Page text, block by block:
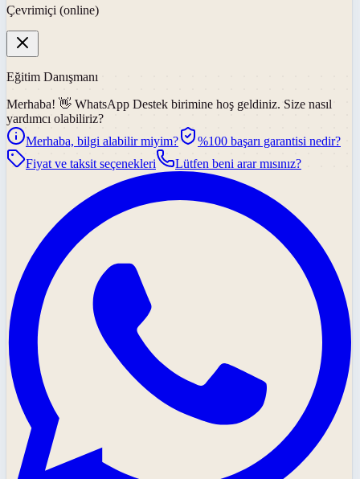
Çevrimiçi (online)
Eğitim Danışmanı
Merhaba! 👋 WhatsApp Destek birimine hoş geldiniz. Size nasıl
yardımcı olabiliriz?
Merhaba, bilgi alabilir miyim?
%100 başarı garantisi nedir?
Fiyat ve taksit seçenekleri
Lütfen beni arar mısınız?